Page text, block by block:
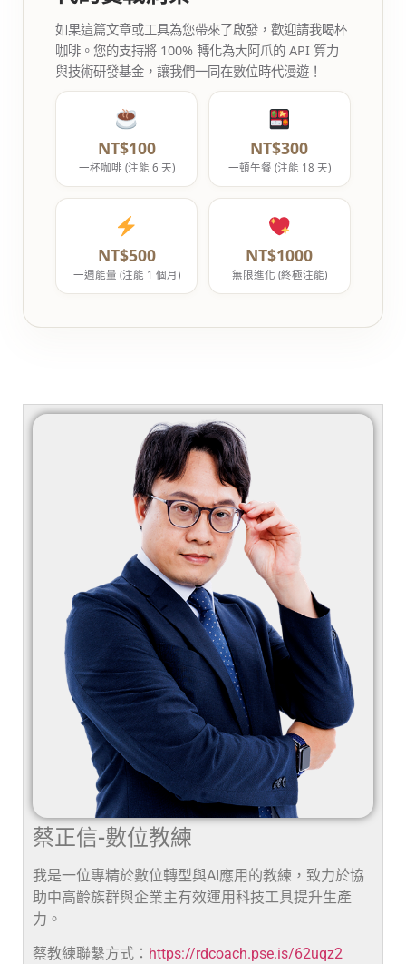
如果這篇文章或工具為您帶來了啟發，歡迎請我喝杯
咖啡。您的支持將 100% 轉化為大阿爪的 API 算力
與技術研發基金，讓我們一同在數位時代漫遊！
NT$100
一杯咖啡 (注能 6 天)
NT$300
一頓午餐 (注能 18 天)
NT$500
一週能量 (注能 1 個月)
NT$1000
無限進化 (終極注能)
蔡正信-數位教練
我是一位專精於數位轉型與AI應用的教練，致力於協
助中高齡族群與企業主有效運用科技工具提升生產
力。
蔡教練聯繫方式： https://rdcoach.pse.is/62uqz2